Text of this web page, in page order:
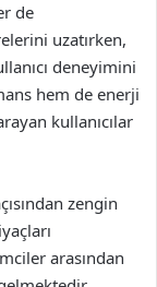
de
uzatırken,
deneyimini
hem de enerji
kullanıcılar
zengin
arasından